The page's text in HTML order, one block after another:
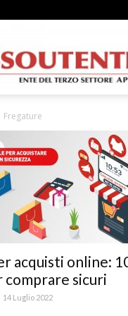
Fregature
acquisti online:
comprare sicuri
14 Luglio 2022